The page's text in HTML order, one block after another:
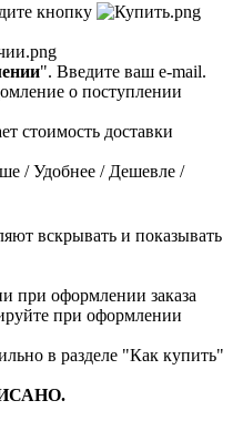
кнопку
". Введите ваш e-mail.
о поступлении
стоимость доставки
/ Удобнее / Дешевле /
вскрывать и показывать
при оформлении заказа
при оформлении
в разделе "Как купить"